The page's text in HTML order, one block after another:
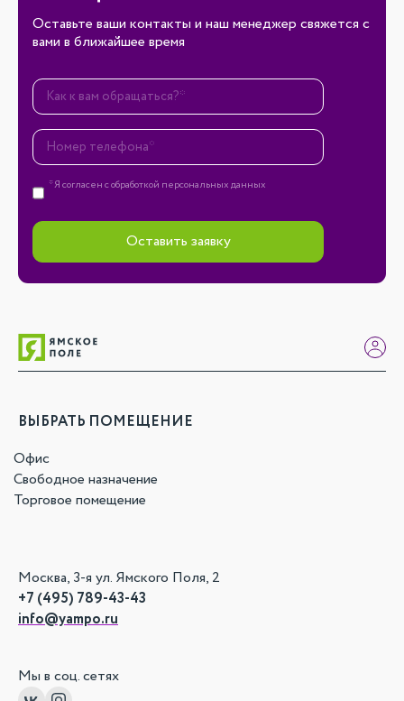
Оставьте ваши контакты и наш менеджер свяжется с
вами в ближайшее время
* Я согласен собработкой персональных данных
Оставить заявку
Москва, 3-я ул. Ямского Поля, 2
+7 (495) 789-43-43
info@yampo.ru
Мы в соц. сетях
ВЫБРАТЬ ПОМЕЩЕНИЕ
Офис
Свободное назначение
Торговое помещение